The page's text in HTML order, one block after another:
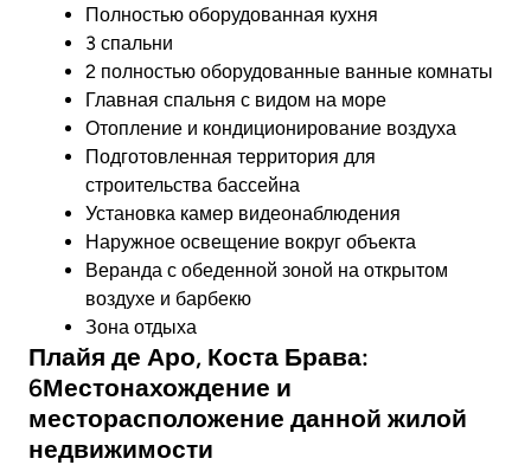
Полностью оборудованная кухня
3 спальни
2 полностью оборудованные ванные комнаты
Главная спальня с видом на море
Отопление и кондиционирование воздуха
Подготовленная территория для
строительства бассейна
Установка камер видеонаблюдения
Наружное освещение вокруг объекта
Веранда с обеденной зоной на открытом
воздухе и барбекю
Зона отдыха
Плайя де Аро, Коста Брава:
6Местонахождение и
месторасположение данной жилой
недвижимости